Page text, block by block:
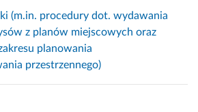
(m.in. procedury dot. wydawania
z planów miejscowych oraz
planowania
przestrzennego)